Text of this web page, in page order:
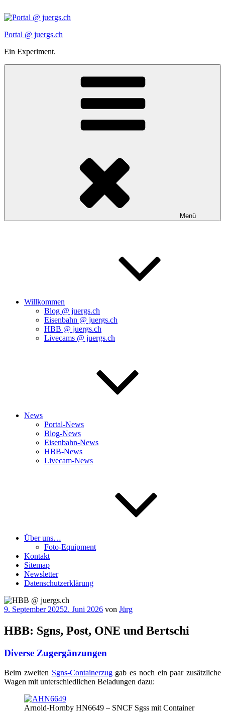
Inhalt
Portal @ juergs.ch
Ein Experiment.
Menü
Willkommen
Blog @ juergs.ch
Eisenbahn @ juergs.ch
HBB @ juergs.ch
Livecams @ juergs.ch
News
Portal-News
Blog-News
Eisenbahn-News
HBB-News
Livecam-News
Über uns…
Foto-Equipment
Kontakt
Sitemap
Newsletter
Datenschutzerklärung
Veröffentlicht
9. September 20252. Juni 2026 von Jürg
HBB: Sgns, Post, ONE und Bertschi
Diverse Zugergänzungen
Beim zwei­ten Sgns-Con­tai­ner­zuggab es noch ein paar zusätz­li­che
Wagen mit unter­schied­li­chen Bela­dun­gen dazu:
Arnold-Horn­by HN6649 – SNCF Sgss mit Con­tai­ner